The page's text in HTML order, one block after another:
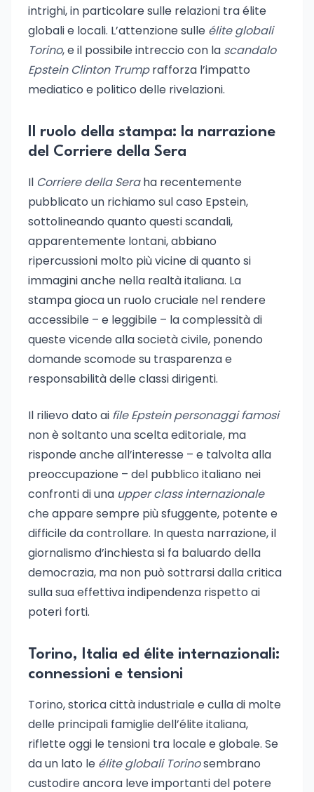
intrighi, in particolare sulle relazioni tra élite
globali e locali. L’attenzione sulle élite globali
Torino, e il possibile intreccio con la scandalo
Epstein Clinton Trumprafforza l’impatto
mediatico e politico delle rivelazioni.
Il ruolo della stampa: la narrazione
del Corriere della Sera
Il Corriere della Seraha recentemente
pubblicato un richiamo sul caso Epstein,
sottolineando quanto questi scandali,
apparentemente lontani, abbiano
ripercussioni molto più vicine di quanto si
immagini anche nella realtà italiana. La
stampa gioca un ruolo cruciale nel rendere
accessibile – e leggibile – la complessità di
queste vicende alla società civile, ponendo
domande scomode su trasparenza e
responsabilità delle classi dirigenti.
Il rilievo dato ai file Epstein personaggi famosi
non è soltanto una scelta editoriale, ma
risponde anche all’interesse – e talvolta alla
preoccupazione – del pubblico italiano nei
confronti di una upper class internazionale
che appare sempre più sfuggente, potente e
difficile da controllare. In questa narrazione, il
giornalismo d’inchiesta si fa baluardo della
democrazia, ma non può sottrarsi dalla critica
sulla sua effettiva indipendenza rispetto ai
poteri forti.
Torino, Italia ed élite internazionali:
connessioni e tensioni
Torino, storica città industriale e culla di molte
delle principali famiglie dell’élite italiana,
riflette oggi le tensioni tra locale e globale. Se
da un lato le élite globali Torinosembrano
custodire ancora leve importanti del potere